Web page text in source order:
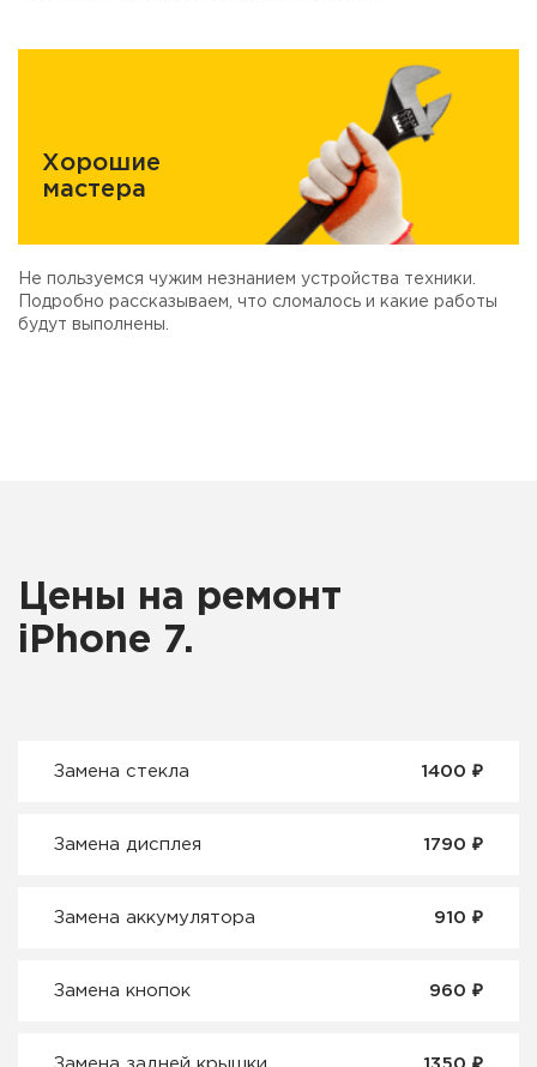
Хорошие
мастера
Не пользуемся чужим незнанием устройства техники.
Подробно рассказываем, что сломалось и какие работы
будут выполнены.
Цены на ремонт
iPhone 7.
Замена стекла 1400 ₽
Замена дисплея 1790 ₽
Замена аккумулятора 910 ₽
Замена кнопок 960 ₽